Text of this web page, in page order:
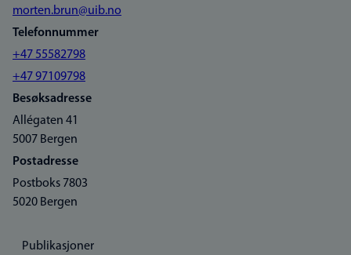
morten.brun@uib.no
Telefonnummer
+47 55582798
+47 97109798
Besøksadresse
Allégaten 41
5007 Bergen
Postadresse
Postboks 7803
5020 Bergen
Publikasjoner